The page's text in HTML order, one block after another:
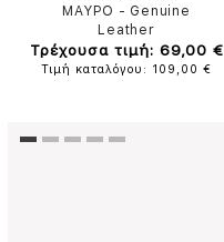
ΜΑΥΡΟ - Genuine
Leather
Τρέχουσα τιμή: 69,00 €
Τιμή καταλόγου: 109,00 €